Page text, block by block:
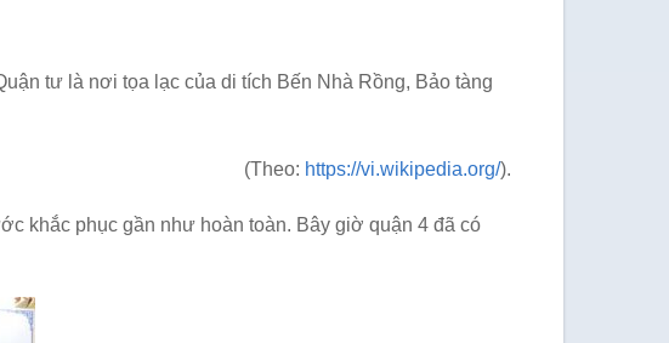
tư là nơi tọa lạc của di tích Bến Nhà Rồng, Bảo tàng
(Theo: https://vi.wikipedia.org/).
khắc phục gần như hoàn toàn. Bây giờ quận 4 đã có